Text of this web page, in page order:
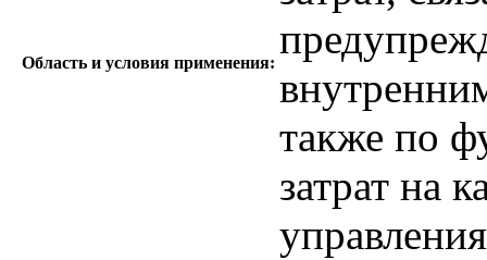
Область и условия применения:
также по
затрат на